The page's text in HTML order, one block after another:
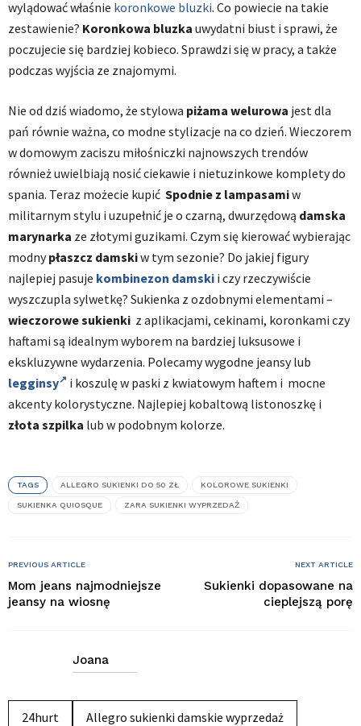
wylądować właśnie koronkowe bluzki. Co powiecie na takie
zestawienie? Koronkowa bluzka uwydatni biust i sprawi, że
poczujecie się bardziej kobieco. Sprawdzi się w pracy, a także
podczas wyjścia ze znajomymi.
Nie od dziś wiadomo, że stylowa piżama welurowa jest dla
pań równie ważna, co modne stylizacje na co dzień. Wieczorem
w domowym zaciszu miłośniczki najnowszych trendów
również uwielbiają nosić ciekawie i nietuzinkowe komplety do
spania. Teraz możecie kupić Spodnie z lampasamiw
militarnym stylu i uzupełnić je o czarną, dwurzędową damska
marynarka ze złotymi guzikami. Czym się kierować wybierając
modnypłaszcz damskiw tym sezonie? Do jakiej figury
najlepiej pasuje kombinezon damski i czy rzeczywiście
wyszczupla sylwetkę? Sukienka z ozdobnymi elementami –
wieczorowe sukienki z aplikacjami, cekinami, koronkami czy
haftami są idealnym wyborem na bardziej luksusowe i
ekskluzywne wydarzenia. Polecamy wygodne jeansy lub
legginsy
i koszulę w paski z kwiatowym haftem i mocne
akcenty kolorystyczne. Najlepiej kobaltową listonoszkę i
złota szpilka lub w podobnym kolorze.
TAGS ALLEGRO SUKIENKI DO 50 ZŁ KOLOROWE SUKIENKI
SUKIENKA QUIOSQUE ZARA SUKIENKI WYPRZEDAŻ
PREVIOUS ARTICLE
Mom jeans najmodniejsze
jeansy na wiosnę
NEXT ARTICLE
Sukienki dopasowane na
cieplejszą porę
Joana
24hurt Allegro sukienki damskie wyprzedaż